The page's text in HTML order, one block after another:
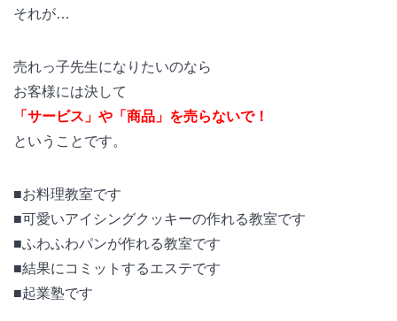
それが…
売れっ子先生になりたいのなら
お客様には決して
「サービス」や「商品」を売らないで！
ということです。
■お料理教室です
■可愛いアイシングクッキーの作れる教室です
■ふわふわパンが作れる教室です
■結果にコミットするエステです
■起業塾です